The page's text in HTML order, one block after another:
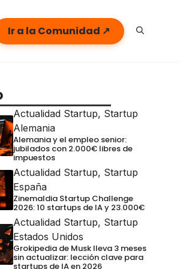
Ir a la Comunidad ↗
Actualidad Startup, Startup
Alemania
Alemania y el empleo senior:
jubilados con 2.000€ libres de
impuestos
Actualidad Startup, Startup
España
Zinemaldia Startup Challenge
2026: 10 startups de IA y 23.000€
Actualidad Startup, Startup
Estados Unidos
Grokipedia de Musk lleva 3 meses
sin actualizar: lección clave para
startups de IA en 2026